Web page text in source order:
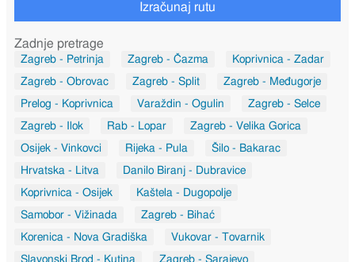
Izračunaj rutu
Zadnje pretrage
Zagreb - Petrinja Zagreb - Čazma
Koprivnica - Zadar
Zagreb - Obrovac
Zagreb - Split
Zagreb - Međugorje
Prelog - Koprivnica
Varaždin - Ogulin
Zagreb - Selce
Zagreb - Ilok
Rab - Lopar
Zagreb - Velika Gorica
Osijek - Vinkovci
Rijeka - Pula
Šilo - Bakarac
Hrvatska - Litva
Danilo Biranj - Dubravice
Koprivnica - Osijek
Kaštela - Dugopolje
Samobor - Vižinada
Zagreb - Bihać
Korenica - Nova Gradiška
Vukovar - Tovarnik
Slavonski Brod - Kutina
Zagreb - Sarajevo